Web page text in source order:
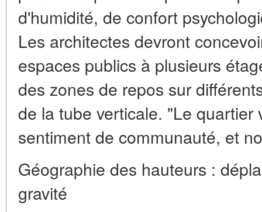
d'humidité, de confort
Les architectes devront
espaces publics à plusieurs
des zones de repos sur
de la tube verticale. "Le quartier
sentiment de communauté, et
Géographie des hauteurs :
gravité